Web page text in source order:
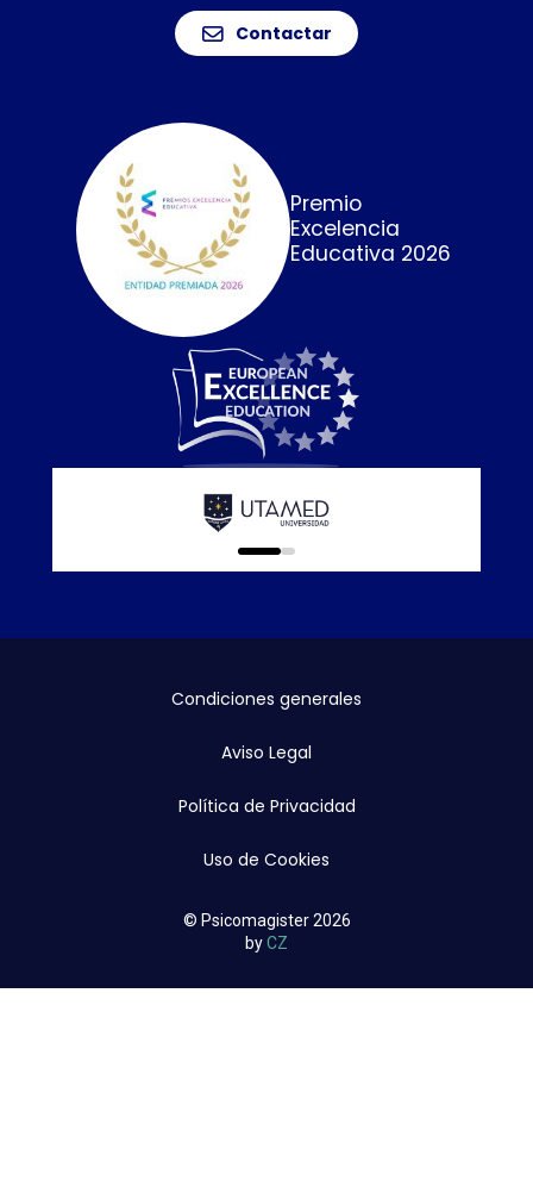
Contactar
Premio
Excelencia
Educativa 2026
0
1
Condiciones generales
Aviso Legal
Política de Privacidad
Uso de Cookies
© Psicomagister 2026
byCZ